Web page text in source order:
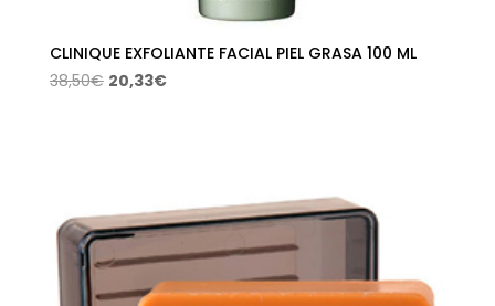
CLINIQUE EXFOLIANTE FACIAL PIEL GRASA 100 ML
38,50€ El
20,33€El